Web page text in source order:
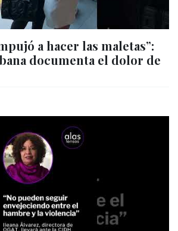
a hacer las maletas”:
documenta el dolor de